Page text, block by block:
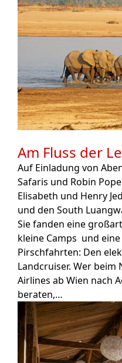
Am Fluss der
Auf Einladung von
Safaris und Robin
Elisabeth und Henry
und den South
Sie fanden eine
kleine Camps und
Pirschfahrten: Den
Landcruiser. Wer
Airlines ab Wien nach
beraten,…